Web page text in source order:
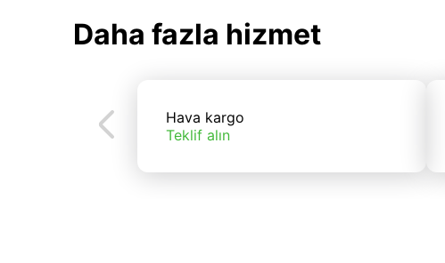
Daha fazla hizmet
Hava kargo
Teklif alın